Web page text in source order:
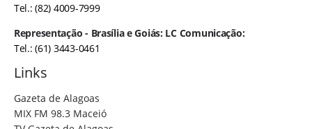
Tel.: (82) 4009-7999
Representação - Brasília e Goiás: LC Comunicação:
Tel.: (61) 3443-0461
Links
Gazeta de Alagoas
MIX FM 98.3 Maceió